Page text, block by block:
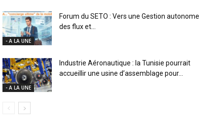
- A LA UNE
Forum du SETO : Vers une Gestion autonome
des flux et...
- A LA UNE
Industrie Aéronautique : la Tunisie pourrait
accueillir une usine d’assemblage pour...